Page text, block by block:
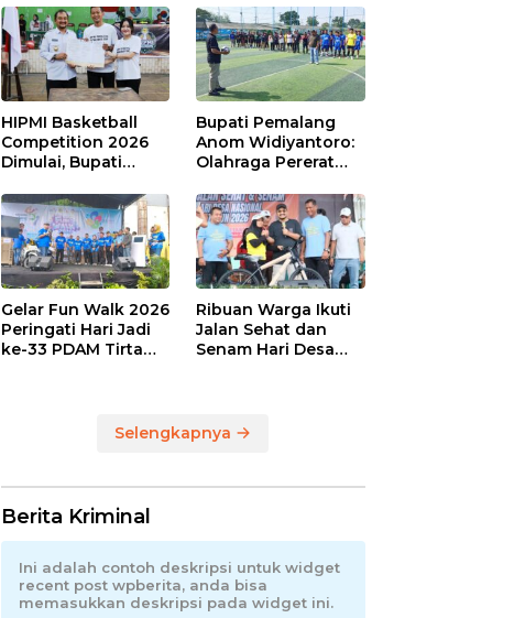
HIPMI Basketball
Competition 2026
Dimulai, Bupati
Maju, UMKM Ikut
Melaju
Bupati Pemalang
Anom Widiyantoro:
Olahraga Pererat
di Hari Buruh
Gelar Fun Walk 2026
Peringati Hari Jadi
ke-33 PDAM Tirta
Ribuan Warga Ikuti
Jalan Sehat dan
Senam Hari Desa
Sepeda Gunung
Selengkapnya
Berita Kriminal
Ini adalah contoh deskripsi untuk widget
recent post wpberita, anda bisa
memasukkan deskripsi pada widget ini.